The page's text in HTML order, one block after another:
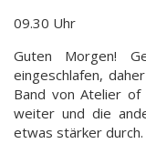
09.30 Uhr
Guten Morgen!
eingeschlafen,
Band von Atelier
weiter und die
etwas stärker durch.